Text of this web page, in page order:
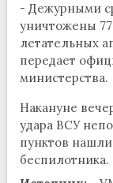
- Дежурными
уничтожены
летательных
передает
министерства.
Накануне
удара ВСУ
пунктов
беспилотника.